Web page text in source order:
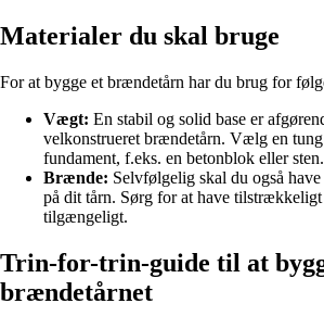
Materialer du skal bruge
For at bygge et brændetårn har du brug for
Vægt: En stabil og solid base er
velkonstrueret brændetårn. Vælg en tung
fundament, f.eks. en betonblok eller sten.
Brænde: Selvfølgelig skal du også
på dit tårn. Sørg for at have
tilgængeligt.
Trin-for-trin-guide til at
brændetårnet